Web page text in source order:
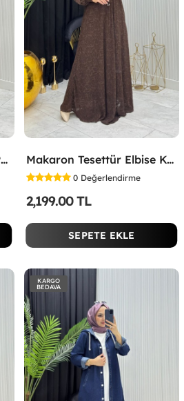
Makaron Tesettür Elbise Pembe Pembe Makaron Tesettür Elbise Kahverengi Kahverengi
0 Değerlendirme
2,199.00 TL
SEPETE EKLE
KARGO
BEDAVA